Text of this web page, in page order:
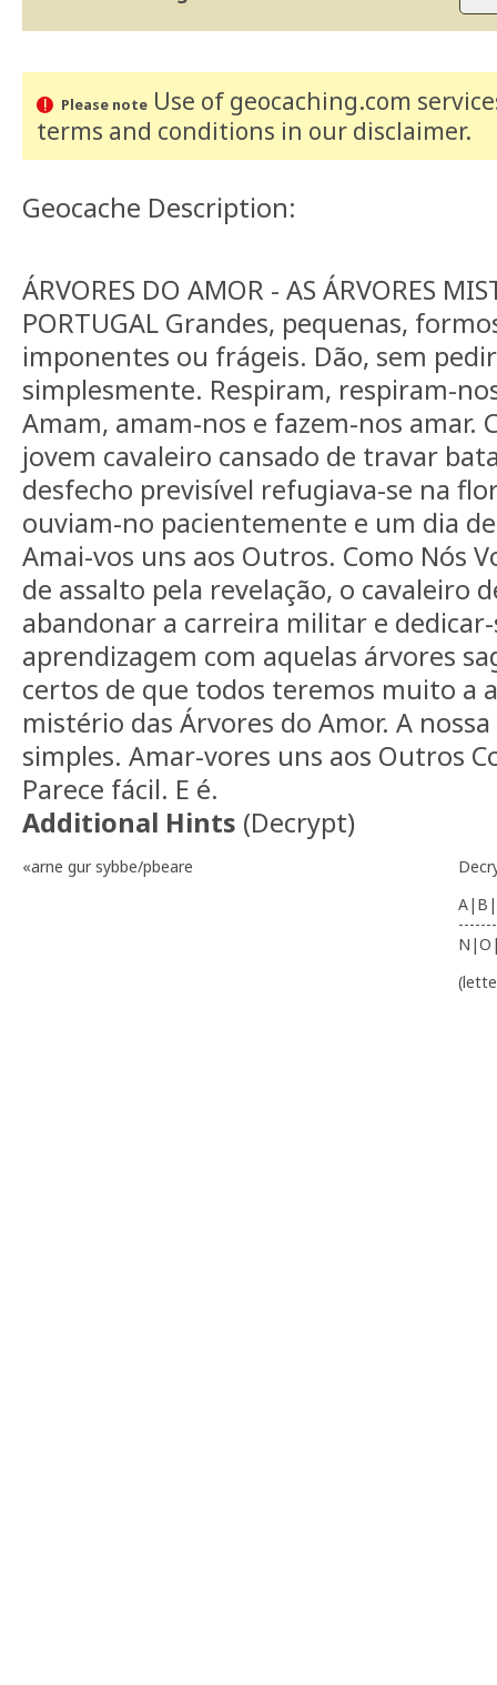
Please noteUse of geocaching.com
terms and conditions in our disclaimer.
Geocache Description:
ÁRVORES DO AMOR - AS ÁRVORES
PORTUGAL Grandes, pequenas,
imponentes ou frágeis. Dão, sem
simplesmente. Respiram, respiram-
Amam, amam-nos e fazem-nos amar.
jovem cavaleiro cansado de travar
desfecho previsível refugiava-se na
ouviam-no pacientemente e um dia
Amai-vos uns aos Outros. Como Nós
de assalto pela revelação, o cavaleiro
abandonar a carreira militar e
aprendizagem com aquelas árvores
certos de que todos teremos muito a
mistério das Árvores do Amor. A
simples. Amar-vores uns aos Outros
Parece fácil. E é.
Additional Hints (Decrypt)
«arne gur sybbe/pbeare